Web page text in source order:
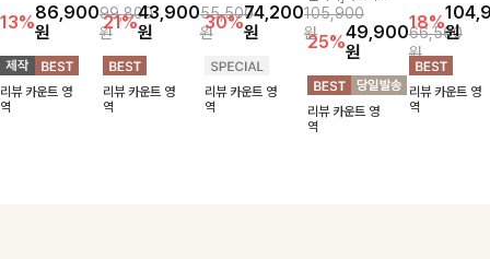
하게 걸치기 좋
은 반팔 자켓-자
주 입게 될 깔끔
한 핏은 물론, 쾌
적함도 챙겨드려
요 :)
13%86,900
원
99,800
원
리뷰 카운트 영
역
기만 해도 캐주
얼한 무드를 만
들어주며 반팔
디자인으로 더운
날에도 편안하게
착용 가능한 반
21%43,900
원
55,500
원
리뷰 카운트 영
역
인으로 세련된
무드를 완성한
볍게 걸쳐주기만
해도 멋스럽게
스타일링돼요
30%74,200
원
105,900
원
리뷰 카운트 영
역
장의 부담스럽지
않은 기장으로
클래식이 주는
멋!스탠다드한
핏이 멋스러운,
쾌적하면서 세련
된 무드의 썸머
25%49,900
원
66,500
원
리뷰 카운트 영
역
있게 완성된 썸
머 자켓, 더블버
튼 디자인으로
깔끔하고 세련된
무드가 느껴져요
🩶 가볍고 시원
18%원
리뷰 카운트 영
역